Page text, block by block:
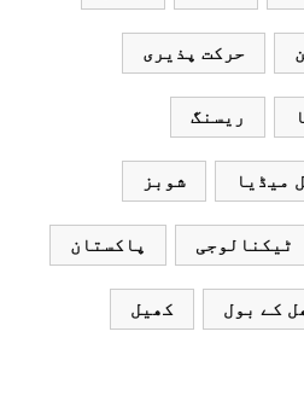
حرکت پذیری
ریسنگ
میڈیا شوبز
ٹیکنالوجی پاکستان
کے بول کھیل